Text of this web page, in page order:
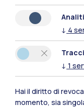
Mantova
Xi'an
Naviga il sito
↓ 4
↓ 1
Hai il diritto di
momento, sia